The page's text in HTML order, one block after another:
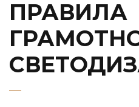
ПРАВИЛА